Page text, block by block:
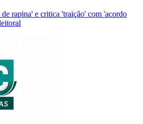
rapina' e critica 'traição' com 'acordo